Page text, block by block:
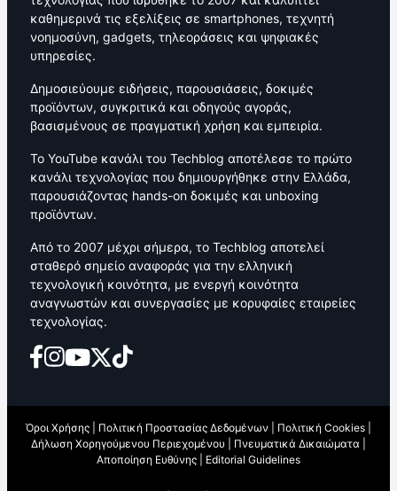
καθημερινά τις εξελίξεις σε smartphones, τεχνητή
νοημοσύνη, gadgets, τηλεοράσεις και ψηφιακές
υπηρεσίες.
Δημοσιεύουμε ειδήσεις, παρουσιάσεις, δοκιμές
προϊόντων, συγκριτικά και οδηγούς αγοράς,
βασισμένους σε πραγματική χρήση και εμπειρία.
Το YouTube κανάλι του Techblog αποτέλεσε το πρώτο
κανάλι τεχνολογίας που δημιουργήθηκε στην Ελλάδα,
παρουσιάζοντας hands-on δοκιμές και unboxing
προϊόντων.
Από το 2007 μέχρι σήμερα, το Techblog αποτελεί
σταθερό σημείο αναφοράς για την ελληνική
τεχνολογική κοινότητα, με ενεργή κοινότητα
αναγνωστών και συνεργασίες με κορυφαίες εταιρείες
τεχνολογίας.
Όροι Χρήσης Πολιτική Προστασίας Δεδομένων Πολιτική Cookies
Δήλωση Χορηγούμενου Περιεχομένου
Πνευματικά Δικαιώματα
Αποποίηση Ευθύνης
Editorial Guidelines